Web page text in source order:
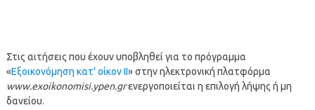
Στις αιτήσεις που έχουν υποβληθεί για το πρόγραμμα
«Εξοικονόμηση κατ’ οίκον ΙΙ» στην ηλεκτρονική πλατφόρμα
www.exoikonomisi.ypen.grενεργοποιείται η επιλογή λήψης ή μη
δανείου.